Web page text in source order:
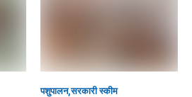
पशुपालन सरकारी स्की‍म